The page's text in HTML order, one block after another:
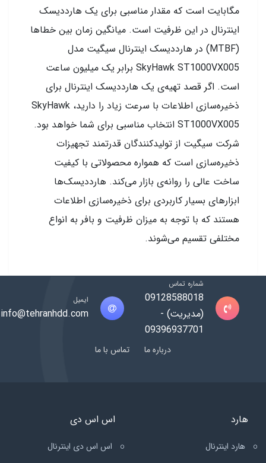
مگابایت است که مقدار مناسبی برای یک هارددیسک
اینترنال در این ظرفیت است. میانگین زمان بین خطاها
(MTBF) در هارددیسک اینترنال سیگیت مدل
SkyHawk ST1000VX005 برابر یک میلیون ساعت
است. اگر قصد تهیه‌ی یک هارددیسک اینترنال برای
ذخیره‌سازی اطلاعات با سرعت زیاد را دارید، SkyHawk
ST1000VX005 انتخاب مناسبی برای شما خواهد بود.
شرکت سیگیت از تولیدکنندگان قدرتمند تجهیزات
ذخیره‌سازی است که همواره محصولاتی با کیفیت
ساخت عالی را روانه‌ی بازار می‌کند. هارددیسک‌ها
ابزارهای بسیار کاربردی برای ذخیره‌سازی اطلاعات
هستند که با توجه به میزان ظرفیت و بافر به انواع
مختلفی تقسیم می‌شوند.
شماره تماس
09128588018
(مدیریت) -
09396937701
ایمیل
info@tehranhdd.com
درباره ما تماس با ما
هارد
هارد اینترنال
اس اس دی
اس اس دی اینترنال